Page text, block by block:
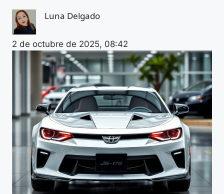
Luna Delgado
2 de octubre de 2025, 08:42